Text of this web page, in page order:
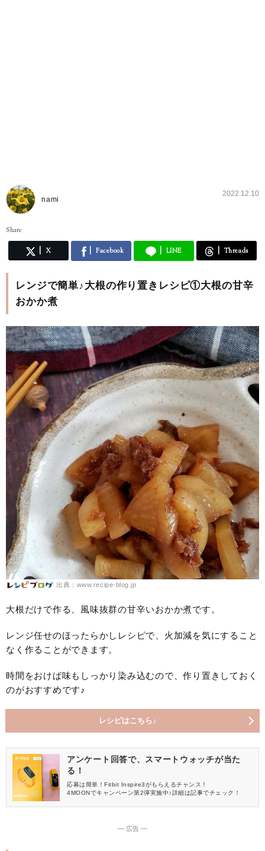
nami
2022.12.10
Share
X Facebook LINE Threads
レンジで簡単♪大根の作り置きレシピ①大根の甘辛
おかか煮
出典：www.recipe-blog.jp
大根だけで作る、風味抜群の甘辛いおかか煮です。
レンジ任せのほったらかしレシピで、火加減を気にすること
なく作ることができます。
時間をおけば味もしっかり染み込むので、作り置きしておく
のがおすすめです♪
レシピはこちら♪
アンケート回答で、スマートウォッチが当た
る！
応募は簡単！Fitbit Inspire3がもらえるチャンス！
4MOONでキャンペーン第2弾実施中♪詳細は記事でチェック！
― 広告 ―